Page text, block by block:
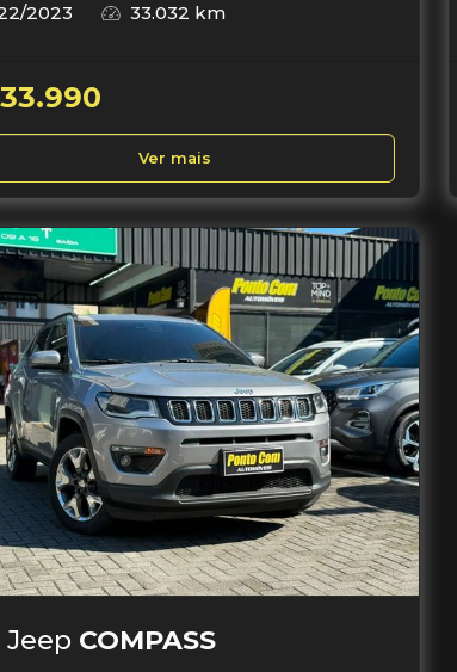
2023
33.032 km
Ver mais
Jeep COMPASS